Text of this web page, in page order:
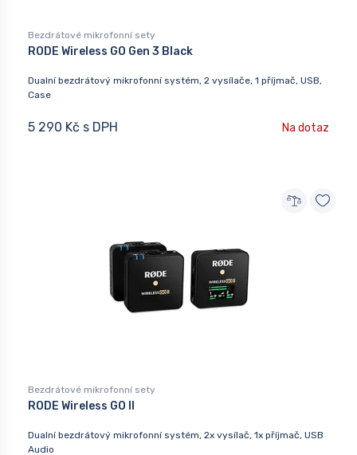
Bezdrátové mikrofonní sety
RODE Wireless GO Gen 3 Black
Dualní bezdrátový mikrofonní systém, 2 vysílače, 1 příjmač, USB,
Case
5 290 Kč s DPH Na dotaz
Bezdrátové mikrofonní sety
RODE Wireless GO II
Dualní bezdrátový mikrofonní systém, 2x vysílač, 1x příjmač, USB
Audio